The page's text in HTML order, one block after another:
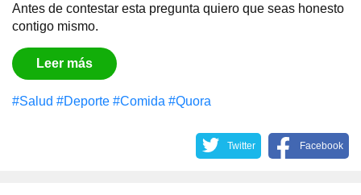
Antes de contestar esta pregunta quiero que seas honesto
contigo mismo.
Leer más
#Salud #Deporte #Comida #Quora
Twitter Facebook